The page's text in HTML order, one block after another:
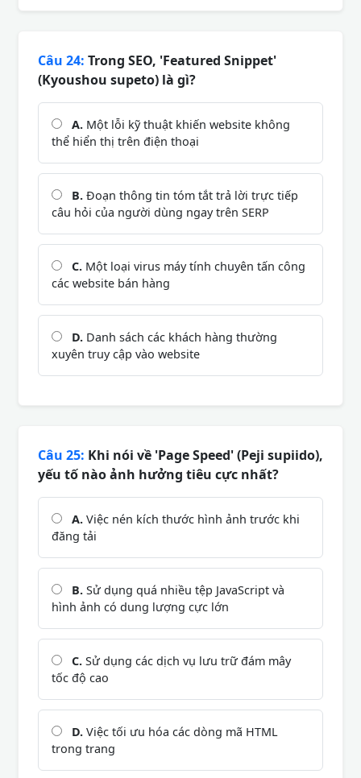
Câu 24: Trong SEO, 'Featured Snippet'
(Kyoushou supeto) là gì?
A. Một lỗi kỹ thuật khiến website không
thể hiển thị trên điện thoại
B. Đoạn thông tin tóm tắt trả lời trực tiếp
câu hỏi của người dùng ngay trên SERP
C. Một loại virus máy tính chuyên tấn công
các website bán hàng
D. Danh sách các khách hàng thường
xuyên truy cập vào website
Câu 25: Khi nói về 'Page Speed' (Peji supiido),
yếu tố nào ảnh hưởng tiêu cực nhất?
A. Việc nén kích thước hình ảnh trước khi
đăng tải
B. Sử dụng quá nhiều tệp JavaScript và
hình ảnh có dung lượng cực lớn
C. Sử dụng các dịch vụ lưu trữ đám mây
tốc độ cao
D. Việc tối ưu hóa các dòng mã HTML
trong trang